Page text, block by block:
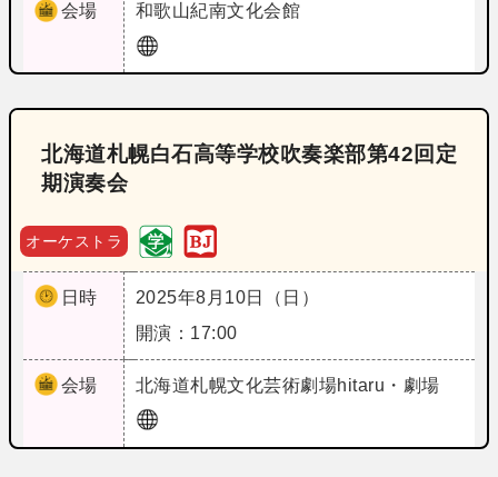
会場 和歌山紀南文化会館
北海道札幌白石高等学校吹奏楽部第42回定
期演奏会
オーケストラ
日時
2025年8月10日（日）
開演：17:00
会場 北海道札幌文化芸術劇場hitaru・劇場